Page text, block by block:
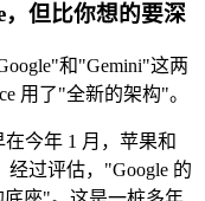
但比你想的要深
和"Gemini"这两
用了"全新的架构"。
今年 1 月，苹果和
经过评估，"Google 的